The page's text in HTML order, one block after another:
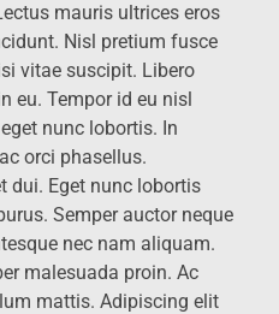
mauris ultrices eros
Nisl pretium fusce
vitae suscipit. Libero
eu. Tempor id eu nisl
nunc lobortis. In
orci phasellus.
dui. Eget nunc lobortis
Semper auctor neque
nec nam aliquam.
malesuada proin. Ac
mattis. Adipiscing elit